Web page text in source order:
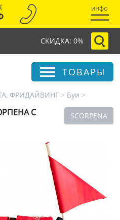
инфо
СКИДКА: 0%
ТОВАРЫ
ФРИДАЙВИНГ > Буи >
SCORPENA
С